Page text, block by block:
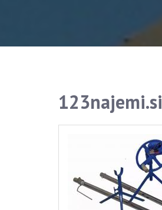
123najemi.si